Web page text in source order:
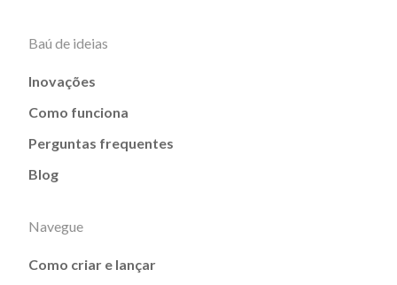
Baú de ideias
Inovações
Como funciona
Perguntas frequentes
Blog
Navegue
Como criar e lançar